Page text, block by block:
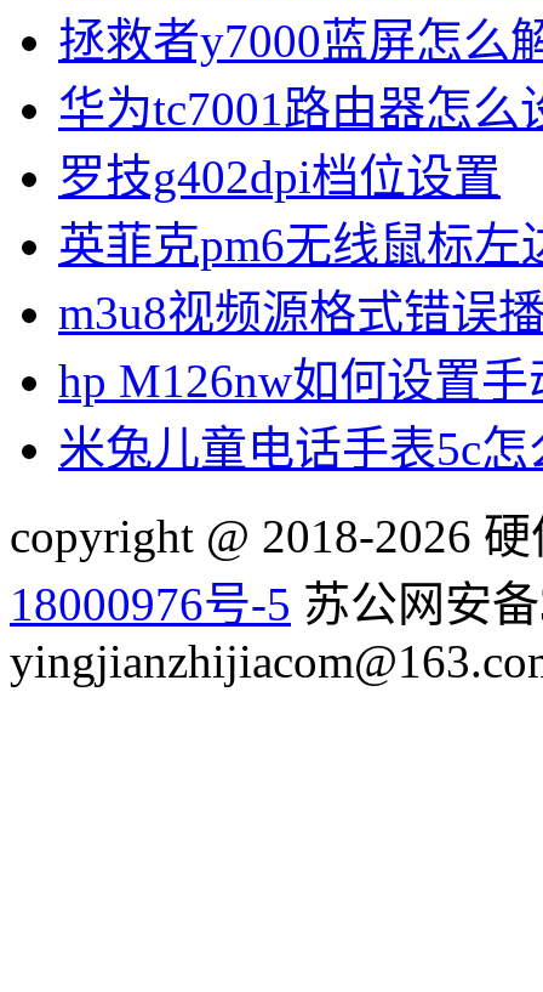
拯救者y7000蓝屏怎么
华为tc7001路由器怎么
罗技g402dpi档位设置
英菲克pm6无线鼠标左
m3u8视频源格式错误
hp M126nw如何设置
米兔儿童电话手表5c
copyright @ 2018-2026
18000976号-5 苏公网安